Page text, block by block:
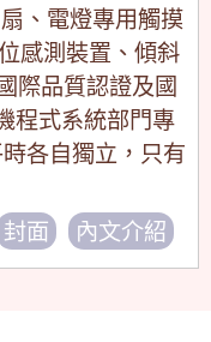
封面 內文介紹
、電燈專用觸摸
感測裝置、傾斜
際品質認證及國
程式系統部門專
各自獨立，只有